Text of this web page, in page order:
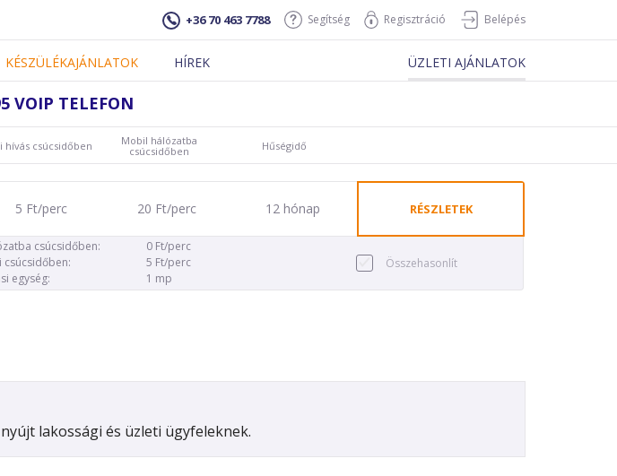
+36 70 463 7788 Segítség Regisztráció Belépés
KÉSZÜLÉKAJÁNLATOK HÍREK ÜZLETI AJÁNLATOK
VOIP TELEFON
hívás csúcsidőben
Mobil hálózatba
csúcsidőben
Hűségidő
5 Ft/perc 20 Ft/perc 12 hónap RÉSZLETEK
csúcsidőben:
0 Ft/perc
csúcsidőben:
5 Ft/perc
egység:
1 mp
Összehasonlít
lakossági és üzleti ügyfeleknek.